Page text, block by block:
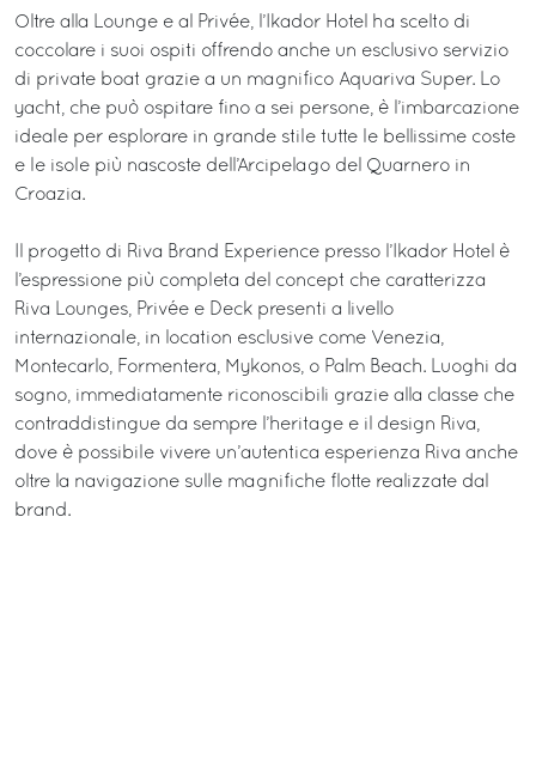
Oltre alla Lounge e al Privée, l’Ikador Hotel ha scelto di
coccolare i suoi ospiti offrendo anche un esclusivo servizio
di private boat grazie a un magnifico Aquariva Super. Lo
yacht, che può ospitare fino a sei persone, è l’imbarcazione
ideale per esplorare in grande stile tutte le bellissime coste
e le isole più nascoste dell’Arcipelago del Quarnero in
Croazia.
Il progetto di Riva Brand Experience presso l’Ikador Hotel è
l’espressione più completa del concept che caratterizza
Riva Lounges, Privée e Deck presenti a livello
internazionale, in location esclusive come Venezia,
Montecarlo, Formentera, Mykonos, o Palm Beach. Luoghi da
sogno, immediatamente riconoscibili grazie alla classe che
contraddistingue da sempre l’heritage e il design Riva,
dove è possibile vivere un’autentica esperienza Riva anche
oltre la navigazione sulle magnifiche flotte realizzate dal
brand.